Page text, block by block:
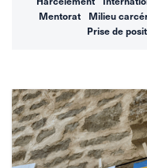
Mentorat
Milieu
Prise de